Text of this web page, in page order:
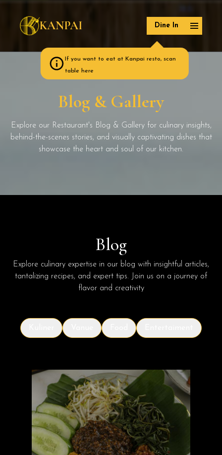
KANPAI Dine In
If you want to eat at Kanpai resto, scan
table here
Blog & Gallery
Explore our Restaurant's Blog & Gallery for culinary insights,
behind-the-scenes stories, and visually captivating dishes that
showcase the heart and soul of our kitchen.
Blog
Explore culinary expertise in our blog with insightful articles,
tantalizing recipes, and expert tips. Join us on a journey of
flavor and creativity